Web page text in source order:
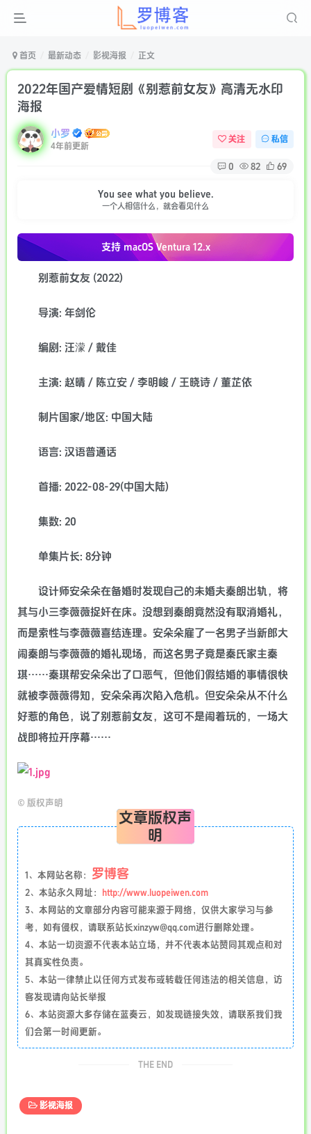
首页 最新动态 影视海报 正文
2022年国产爱情短剧《别惹前女友》高清无水印
海报
小罗
4年前更新
关注 私信
0 82 69
You see what you believe.
一个人相信什么，就会看见什么
支持 macOSVentura 12.x
别惹前女友 (2022)
导演: 年剑伦
编剧: 汪濛 / 戴佳
主演: 赵晴 / 陈立安 / 李明峻 / 王晓诗 / 董芷依
制片国家/地区: 中国大陆
语言: 汉语普通话
首播: 2022-08-29(中国大陆)
集数: 20
单集片长: 8分钟
设计师安朵朵在备婚时发现自己的未婚夫秦朗出轨，将
其与小三李薇薇捉奸在床。没想到秦朗竟然没有取消婚礼，
而是索性与李薇薇喜结连理。安朵朵雇了一名男子当新郎大
闹秦朗与李薇薇的婚礼现场，而这名男子竟是秦氏家主秦
琪……秦琪帮安朵朵出了口恶气，但他们假结婚的事情很快
就被李薇薇得知，安朵朵再次陷入危机。但安朵朵从不什么
好惹的角色，说了别惹前女友，这可不是闹着玩的，一场大
战即将拉开序幕……
© 版权声明
文章版权声
明
1、本网站名称： 罗博客
2、本站永久网址：
http://www.luopeiwen.com
3、本网站的文章部分内容可能来源于网络，仅供大家学习与参
考，如有侵权，请联系站长xinzyw@qq.com进行删除处理。
4、本站一切资源不代表本站立场，并不代表本站赞同其观点和对
其真实性负责。
5、本站一律禁止以任何方式发布或转载任何违法的相关信息，访
客发现请向站长举报
6、本站资源大多存储在蓝奏云，如发现链接失效，请联系我们我
们会第一时间更新。
THE END
影视海报